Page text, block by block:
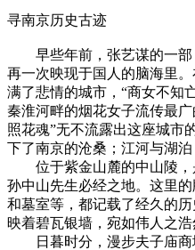
寻南京历史古迹
早些年前，张艺谋的一部
再一次映现于国人的脑海里
满了悲情的城市，“商女不知
秦淮河畔的烟花女子流传最
照花魂”无不流露出这座城市
下了南京的沧桑；江河与湖泊
位于紫金山麓的中山陵，
孙中山先生必经之地。这里
和墓室等，都记载了经久的
映着碧瓦银墙，宛如伟人之浩
日暮时分，漫步夫子庙商